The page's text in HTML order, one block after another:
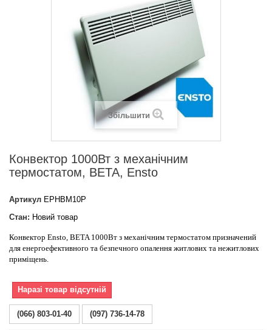
Збільшити
Конвектор 1000Вт з механічним
термостатом, ВЕТА, Ensto
Артикул EPHBM10P
Стан: Новий товар
Конвектор Ensto, BETA 1000Вт з механічним термостатом призначений
для енергоефективного та безпечного опалення житлових та нежитлових
приміщень.
Наразі товар відсутній
(066) 803-01-40 (097) 736-14-78